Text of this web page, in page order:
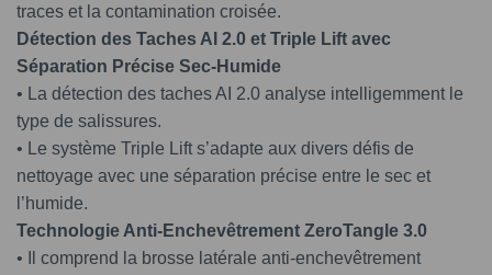
traces et la contamination croisée.
Détection des Taches AI 2.0 et Triple Lift avec
Séparation Précise Sec-Humide
• La détection des taches AI 2.0 analyse intelligemment le
type de salissures.
• Le système Triple Lift s’adapte aux divers défis de
nettoyage avec une séparation précise entre le sec et
l’humide.
Technologie Anti-Enchevêtrement ZeroTangle 3.0
• Il comprend la brosse latérale anti-enchevêtrement